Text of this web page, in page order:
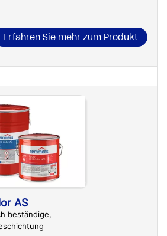
Erfahren Sie mehr zum Produkt
AS
beständige,